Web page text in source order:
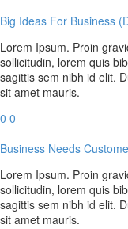
Big Ideas For Business
Lorem Ipsum. Proin
sollicitudin, lorem quis
sagittis sem nibh id elit.
sit amet mauris.
0 0
Business Needs
Lorem Ipsum. Proin
sollicitudin, lorem quis
sagittis sem nibh id elit.
sit amet mauris.